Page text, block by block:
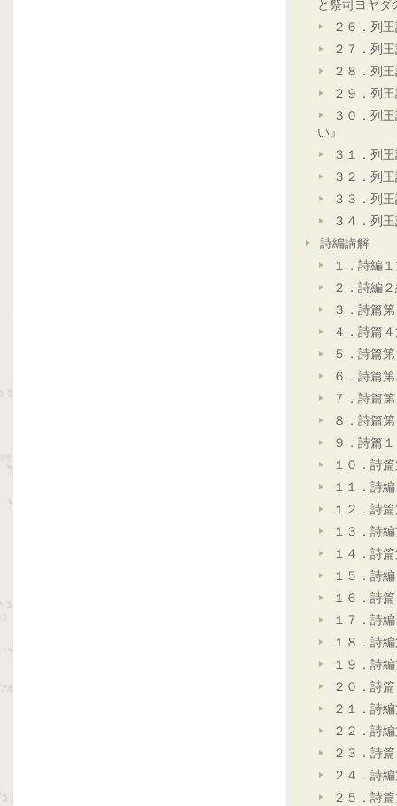
と祭司ヨヤダ
２６．列
２７．列
２８．列
２９．列
３０．列
い』
３１．列
３２．列
３３．列
３４．列
詩編講解
１．詩編
２．詩編
３．詩篇
４．詩篇
５．詩篇
６．詩篇
７．詩篇
８．詩篇
９．詩篇
１０．詩
１１．詩
１２．詩
１３．詩
１４．詩
１５．詩
１６．詩
１７．詩
１８．詩
１９．詩
２０．詩
２１．詩
２２．詩
２３．詩
２４．詩
２５．詩